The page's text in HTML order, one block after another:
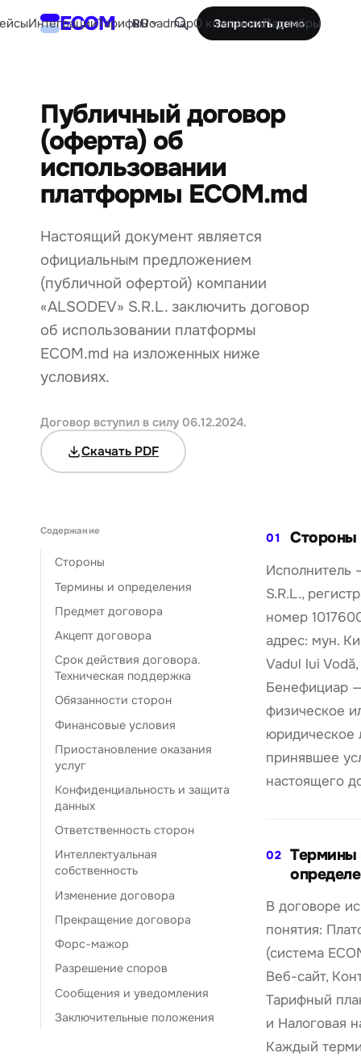
ECOM
ИнтеграцииТарифыRoadmapО компанииПартнёры
RU Запросить демо
Публичный договор
(оферта) об
использовании
платформы ECOM.md
Настоящий документ является
официальным предложением
(публичной офертой) компании
«ALSODEV» S.R.L. заключить договор
об использовании платформы
ECOM.md на изложенных ниже
условиях.
Договор вступил в силу 06.12.2024.
Скачать PDF
Содержание
Стороны
Термины и определения
Предмет договора
Акцепт договора
Срок действия договора.
Техническая поддержка
Обязанности сторон
Финансовые условия
Приостановление оказания
услуг
Конфиденциальность и защита
данных
Ответственность сторон
Интеллектуальная
собственность
Изменение договора
Прекращение договора
Форс-мажор
Разрешение споров
Сообщения и уведомления
Заключительные положения
01 Стороны
Исполнитель
S.R.L.,
номер
адрес: мун.
Vadul lui
Бенефициар
физическое
юридическое
принявшее
настоящего
02
Термины
В договоре
понятия:
(система
Веб-сайт,
Тарифный
и Налоговая
Каждый